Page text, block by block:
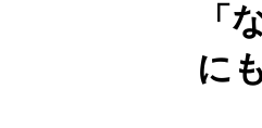
「
に